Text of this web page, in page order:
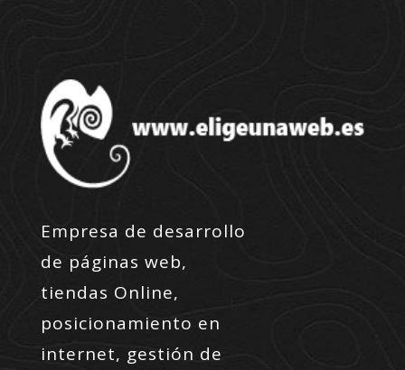
Empresa de desarrollo
de páginas web,
tiendas Online,
posicionamiento en
internet, gestión de